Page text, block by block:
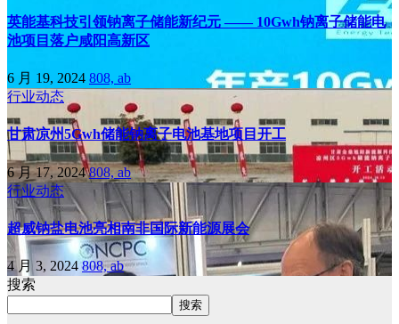
英能基科技引领钠离子储能新纪元 —— 10Gwh钠离子储能电
池项目落户咸阳高新区
6 月 19, 2024 808, ab
行业动态
甘肃凉州5Gwh储能钠离子电池基地项目开工
6 月 17, 2024808, ab
行业动态
超威钠盐电池亮相南非国际新能源展会
4 月 3, 2024808, ab
搜索
搜索